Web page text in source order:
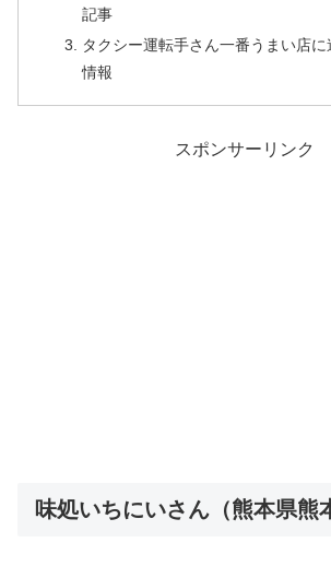
記事
タクシー運転手さん一番うまい店に
情報
スポンサーリンク
味処いちにいさん（熊本県熊